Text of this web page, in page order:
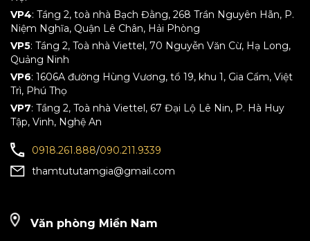
VP4: Tầng 2, toà nhà Bạch Đằng, 268 Trần Nguyên Hãn, P.
Niệm Nghĩa, Quận Lê Chân, Hải Phòng
VP5: Tầng 2, Toà nhà Viettel, 70 Nguyễn Văn Cừ, Hạ Long,
Quảng Ninh
VP6: 1606A đường Hùng Vương, tổ 19, khu 1, Gia Cẩm, Việt
Trì, Phú Thọ
VP7: Tầng 2, Toà nhà Viettel, 67 Đại Lộ Lê Nin, P. Hà Huy
Tập, Vinh, Nghệ An
0918.261.888/090.211.9339
thamtututamgia@gmail.com
Văn phòng Miền Nam